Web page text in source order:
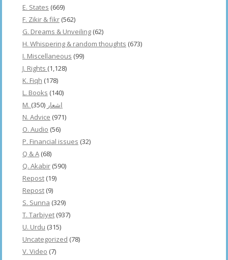
E. States (669)
F. Zikir & fikr (562)
G. Dreams & Unveiling (62)
H. Whispering & random thoughts (673)
I. Miscellaneous (99)
J. Rights (1,128)
K. Fiqh (178)
L. Books (140)
M. اشعار (350)
N. Advice (971)
O. Audio (56)
P. Financial issues (32)
Q & A (68)
Q. Akabir (590)
Repost (19)
Repost (9)
S. Sunna (329)
T. Tarbiyet (937)
U. Urdu (315)
Uncategorized (78)
V. Video (7)